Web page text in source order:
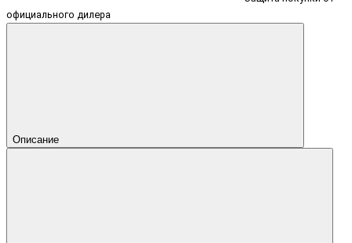
официального дилера
Описание